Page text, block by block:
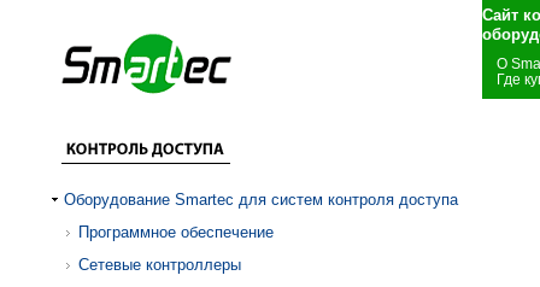
Сайт
О
Где
Оборудование Smartec для систем контроля доступа
Программное обеспечение
Сетевые контроллеры